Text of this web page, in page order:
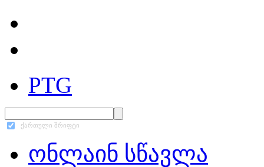
PTG
ქართული შრიფტი
ონლაინ სწავლა